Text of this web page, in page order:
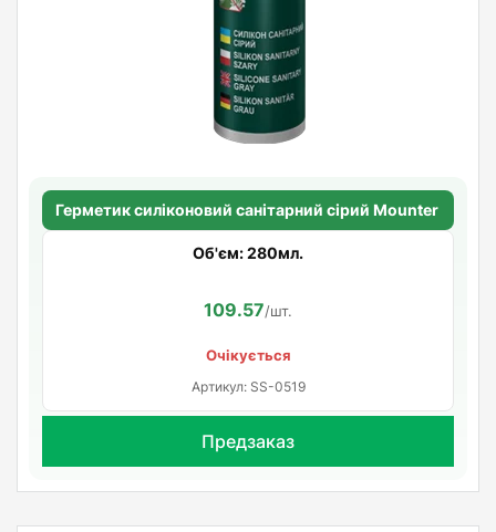
Герметик силіконовий санітарний сірий Mounter
Об'єм: 280мл.
109.57/шт.
Очікується
Артикул: SS-0519
Предзаказ